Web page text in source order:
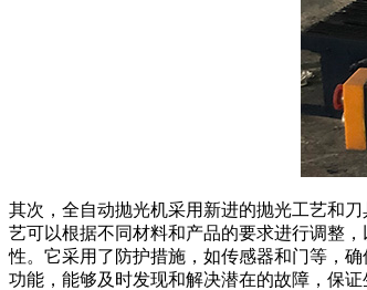
其次，全自动抛光机采用新进的抛光工艺和
艺可以根据不同材料和产品的要求进行调整
性。它采用了防护措施，如传感器和门等，
功能，能够及时发现和解决潜在的故障，保